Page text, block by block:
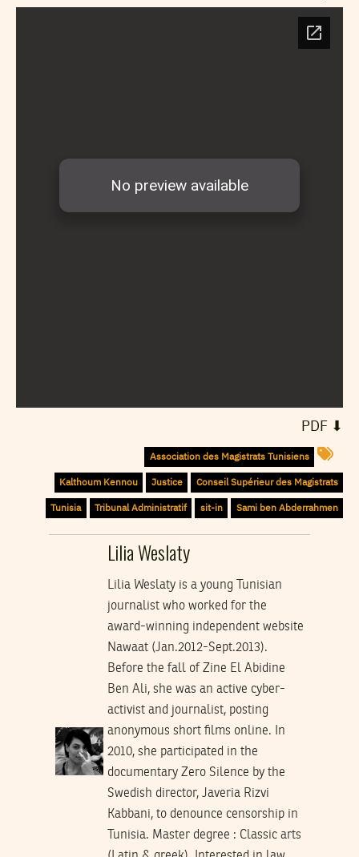
⬇︎ PDF
Association des Magistrats Tunisiens
Conseil Supérieur des Magistrats
Justice
Kalthoum Kennou
Sami ben Abderrahmen
sit-in
Tribunal Administratif
Tunisia
Lilia Weslaty
Lilia Weslaty is a young Tunisian
journalist who worked for the
award-winning independent website
Nawaat (Jan.2012-Sept.2013).
Before the fall of Zine El Abidine
Ben Ali, she was an active cyber-
activist and journalist, posting
anonymous short films online. In
2010, she participated in the
documentary Zero Silence by the
Swedish director, Javeria Rizvi
Kabbani, to denounce censorship in
Tunisia. Master degree : Classic arts